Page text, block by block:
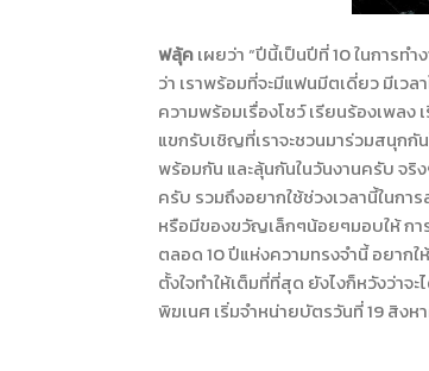
ฟลุ้คเผยว่า“ปีนี้เป็นปีที่10ในการท
ว่า เราพร้อมที่จะมีแฟนมีตเดี่ยว มีเว
ความพร้อมเรื่องโชว์ เรียนร้องเพล
แขกรับเชิญที่เราจะชวนมาร่วมสนุกกั
พร้อมกัน และลุ้นกันในวันงานครับ จริ
ครับ รวมถึงอยากใช้ช่วงเวลานี้ในก
หรือมีของขวัญเล็กๆน้อยๆมอบให้
ตลอด10ปีแห่งความทรงจำนี้ อยาก
ตั้งใจทำให้เต็มที่ที่สุด ยังไงก็หวังว่า
พิฆเนศ เริ่มจำหน่ายบัตรวันที่19สิงห